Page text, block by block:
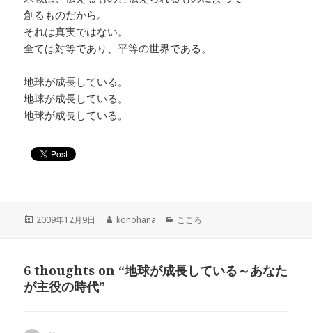
創るものだから。
それは真実ではない。
全ては対等であり、平等の世界である。
地球が成長している。
地球が成長している。
地球が成長している。
投
2009年12月9日
作
konohana
カ
ー
こころ
6 thoughts on “地球が成長している～あなた
が主役の時代”